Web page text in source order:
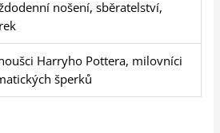
nošení, sběratelství,
Harryho Pottera, milovníci
šperků